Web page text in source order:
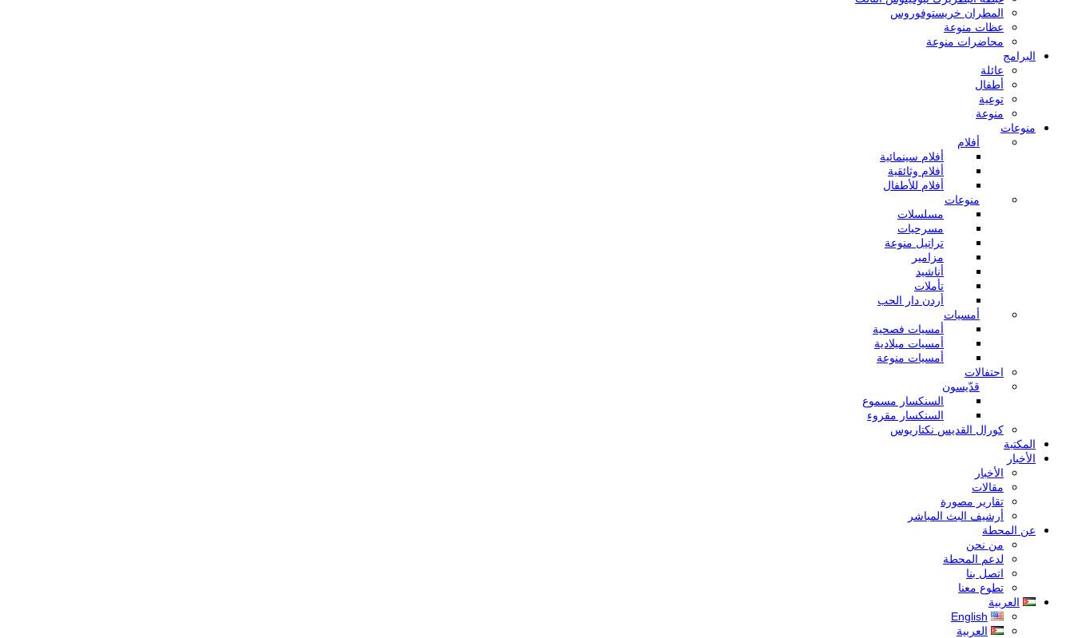
المطران خريستوفوروس
عظات منوعة
محاضرات منوعة
البرامج
عائلة
أطفال
توعية
منوعة
منوعات
أفلام
أفلام سينمائية
أفلام وثائقية
أفلام للأطفال
منوعات
مسلسلات
مسرحيات
تراتيل منوعة
مزامير
أناشيد
تأملات
أردن دار الحب
أمسيات
أمسيات فصحية
أمسيات ميلادية
أمسيات منوعة
احتفالات
قدّيسون
السنكسار مسموع
السنكسار مقروء
كورال القديس نكتاريوس
المكتبة
الأخبار
الأخبار
مقالات
تقارير مصورة
أرشيف البث المباشر
عن المحطة
من نحن
لدعم المحطة
اتصل بنا
تطوع معنا
العربية
English
العربية